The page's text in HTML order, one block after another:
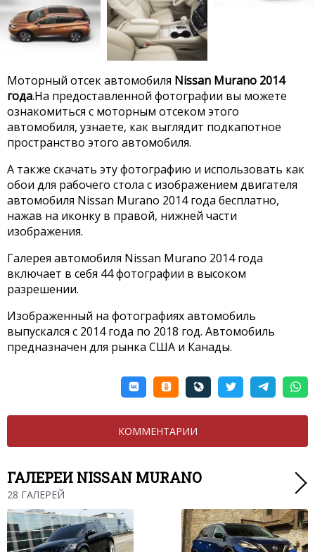
Моторный отсек автомобиля Nissan Murano 2014
года.На предоставленной фотографии вы можете
ознакомиться с моторным отсеком этого
автомобиля, узнаете, как выглядит подкапотное
пространство этого автомобиля.
А также скачать эту фотографию и использовать как
обои для рабочего стола с изображением двигателя
автомобиля Nissan Murano 2014 года бесплатно,
нажав на иконку в правой, нижней части
изображения.
Галерея автомобиля Nissan Murano 2014 года
включает в себя 44 фотографии в высоком
разрешении.
Изображенный на фотографиях автомобиль
выпускался с 2014 года по 2018 год. Автомобиль
предназначен для рынка США и Канады.
КОММЕНТАРИИ
ГАЛЕРЕИ NISSAN MURANO
28 ГАЛЕРЕЙ